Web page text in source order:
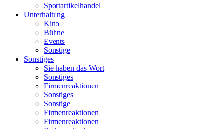
Sportartikelhandel
Unterhaltung
Kino
Bühne
Events
Sonstige
Sonstiges
Sie haben das Wort
Sonstiges
Firmenreaktionen
Sonstiges
Sonstige
Firmenreaktionen
Firmenreaktionen